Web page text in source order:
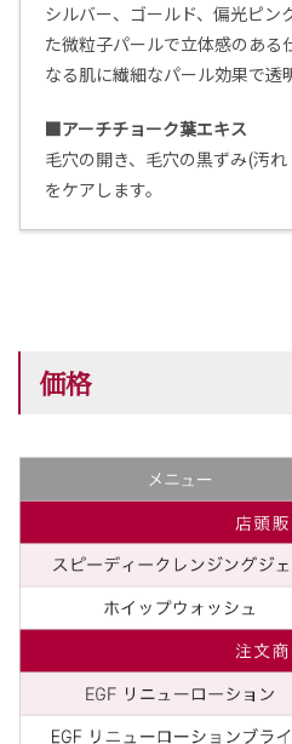
シルバー、ゴールド、偏光ピン
た微粒子パールで立体感のある
なる肌に繊細なパール効果で透
■アーチチョーク葉エキス
毛穴の開き、毛穴の黒ずみ(汚
をケアします。
価格